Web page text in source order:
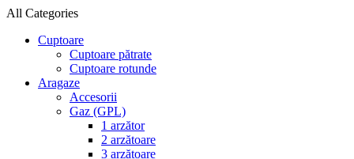
All Categories
Cuptoare
Cuptoare pătrate
Cuptoare rotunde
Aragaze
Accesorii
Gaz (GPL)
1 arzător
2 arzătoare
3 arzătoare